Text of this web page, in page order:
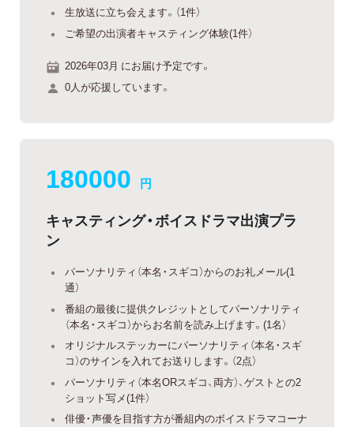
生放送に立ち会えます。（1件）
ご希望の出演者キャスティング体験(1件）
2026年03月 にお届け予定です。
0人が応援しています。
180000 円
キャスティング・ボイスドラマ出演プラ
ン
パーソナリティ（本名・スギコ）からのお礼メール(1
通）
番組の最後に提供クレジットとしてパーソナリティ
（本名・スギコ）からお名前を読み上げます。(1名）
オリジナルステッカーにパーソナリティ（本名・スギ
コ）のサインを入れてお送りします。（2点）
パーソナリティ（本名ORスギコ、両方）、ゲストとの2
ショット写メ(1件）
俳優・声優を目指す方が番組内のボイスドラマコーナ